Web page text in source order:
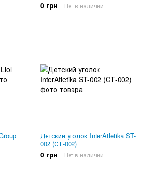
0 грн Нет в наличии
Детский уголок InterAtletika ST-
002 (СТ-002)
0 грн Нет в наличии